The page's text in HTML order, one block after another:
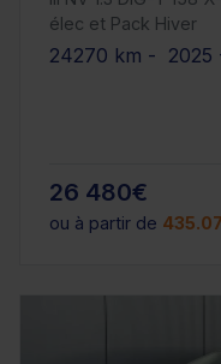
élec et Pack Hiver
24270 km -
26 480€
ou à partir de